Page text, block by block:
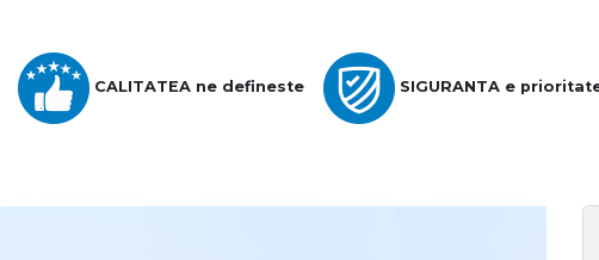
CALITATEA ne defineste SIGURANTA e